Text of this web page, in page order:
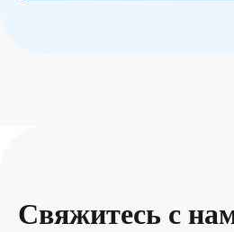
Свяжитесь с